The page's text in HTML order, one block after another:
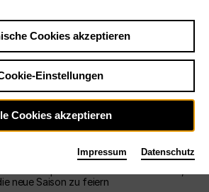
Großes Haus
neue Saison zu feiern
Cookies akzeptieren
Einstellungen
Cookies akzeptieren
Impressum Datenschutz